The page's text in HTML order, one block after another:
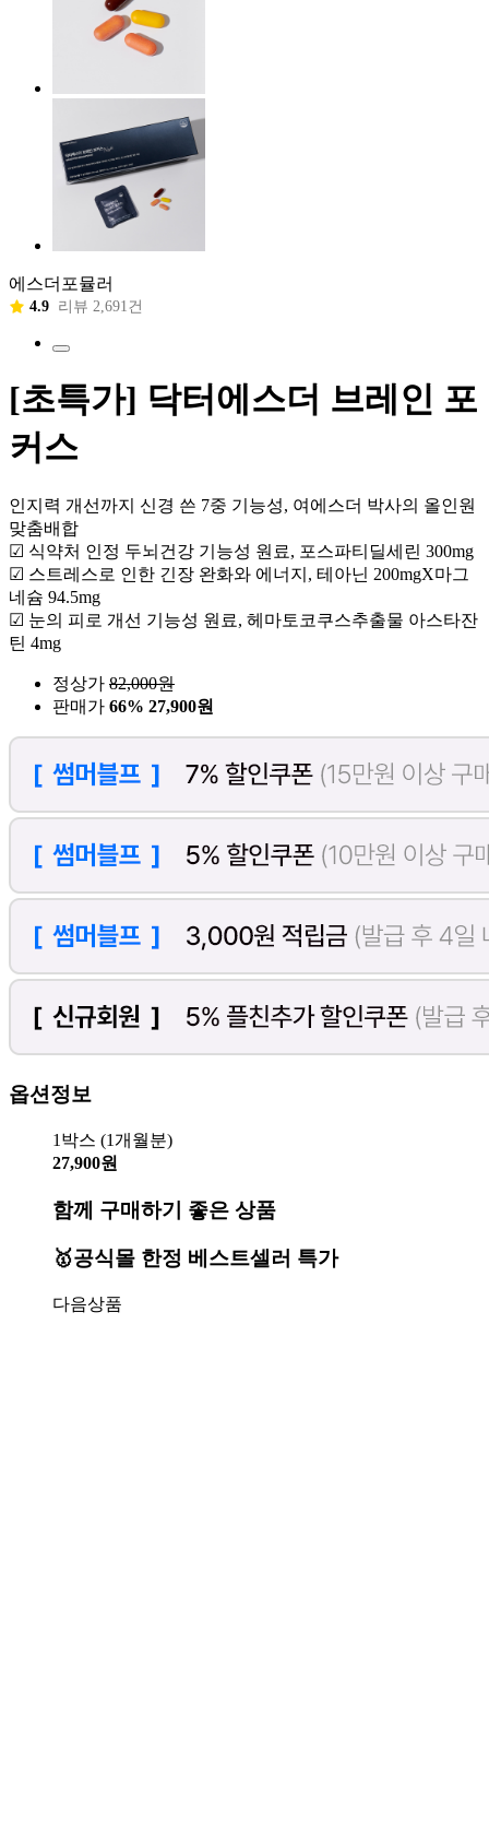
에스더포뮬러
4.9 리뷰 2,691건
[초특가] 닥터에스더 브레인 포
커스
인지력 개선까지 신경 쓴 7중 기능성, 여에스더 박사의 올인원
맞춤배합
☑ 식약처 인정 두뇌건강 기능성 원료, 포스파티딜세린 300mg
☑ 스트레스로 인한 긴장 완화와 에너지, 테아닌 200mgX마그
네슘 94.5mg
☑ 눈의 피로 개선 기능성 원료, 헤마토코쿠스추출물 아스타잔
틴 4mg
정상가 82,000원
판매가 66% 27,900원
옵션정보
1박스 (1개월분)
27,900원
함께 구매하기 좋은 상품
🥇공식몰 한정 베스트셀러 특가
다음상품